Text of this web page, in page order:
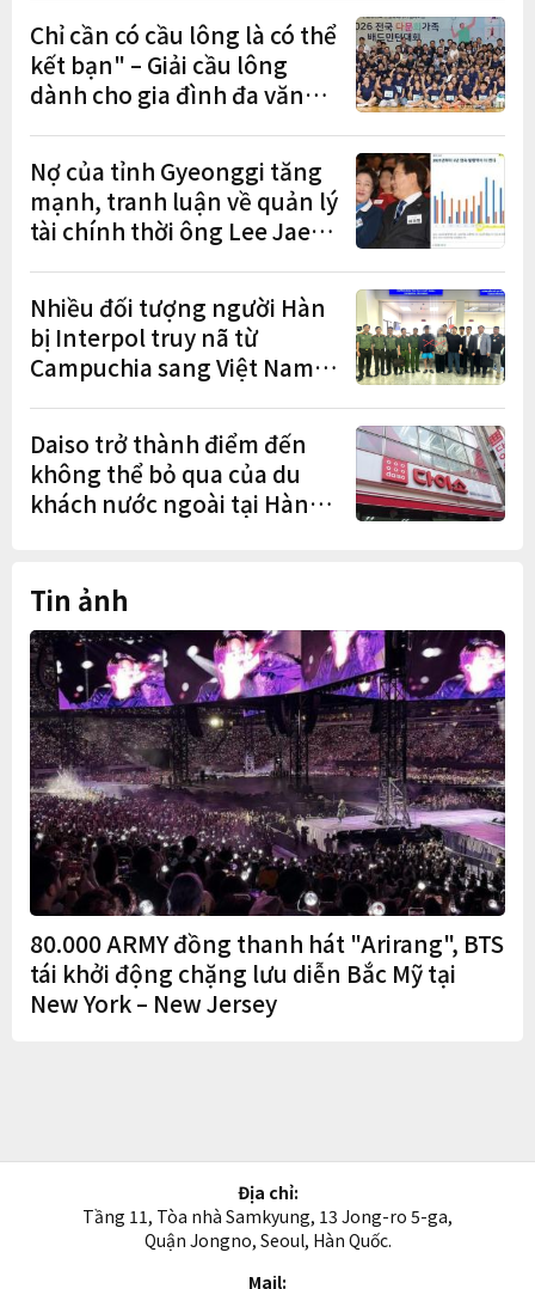
cư"
Chỉ cần có cầu lông là có thể
kết bạn" – Giải cầu lông
dành cho gia đình đa văn
Nợ của tỉnh Gyeonggi tăng
mạnh, tranh luận về quản lý
tài chính thời ông Lee Jae-
Nhiều đối tượng người Hàn
bị Interpol truy nã từ
Campuchia sang Việt Nam
Daiso trở thành điểm đến
không thể bỏ qua của du
khách nước ngoài tại Hàn
Tin ảnh
80.000 ARMY đồng thanh hát "Arirang", BTS
tái khởi động chặng lưu diễn Bắc Mỹ tại
New York – New Jersey
Địa chỉ:
Tầng 11, Tòa nhà Samkyung, 13 Jong-ro 5-ga,
Quận Jongno, Seoul, Hàn Quốc.
Mail: